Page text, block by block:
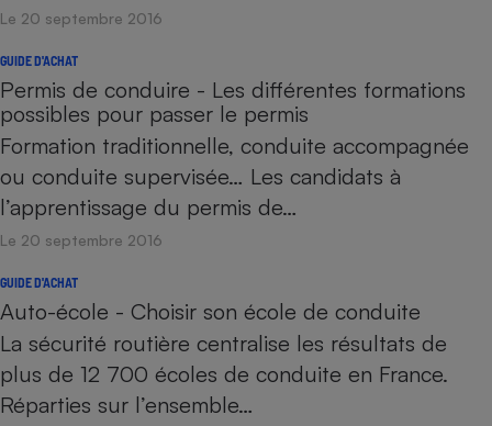
Le 20 septembre 2016
GUIDE D'ACHAT
Permis de conduire - Les différentes formations
possibles pour passer le permis
Formation traditionnelle, conduite accompagnée
ou conduite supervisée… Les candidats à
l’apprentissage du permis de…
Le 20 septembre 2016
GUIDE D'ACHAT
Auto-école - Choisir son école de conduite
La sécurité routière centralise les résultats de
plus de 12 700 écoles de conduite en France.
Réparties sur l’ensemble…